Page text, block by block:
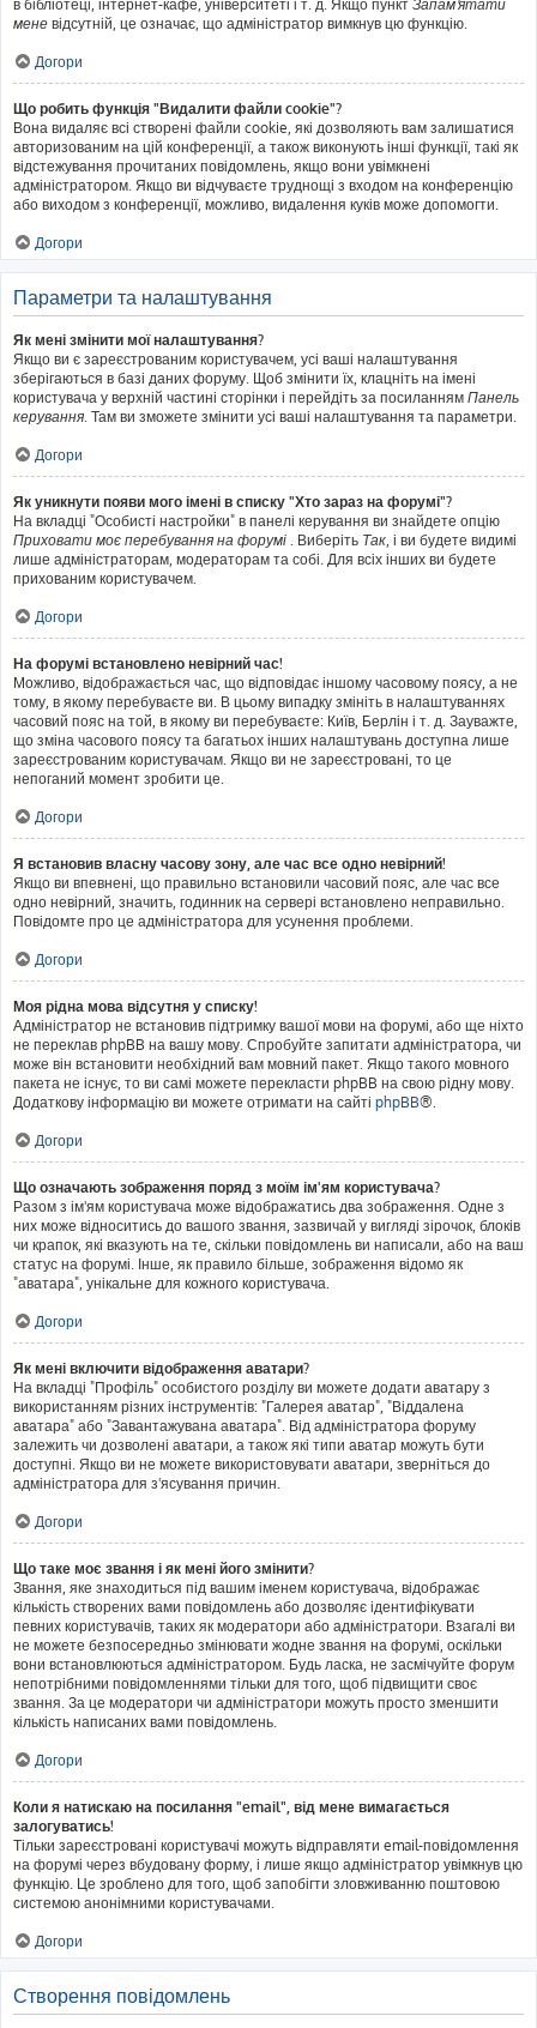
в бібліотеці, інтернет-кафе, університеті і т. д. Якщо пункт Запам'ятати
мене відсутній, це означає, що адміністратор вимкнув цю функцію.
Догори
Що робить функція "Видалити файли cookie"?
Вона видаляє всі створені файли cookie, які дозволяють вам залишатися
авторизованим на цій конференції, а також виконують інші функції, такі як
відстежування прочитаних повідомлень, якщо вони увімкнені
адміністратором. Якщо ви відчуваєте труднощі з входом на конференцію
або виходом з конференції, можливо, видалення куків може допомогти.
Догори
Параметри та налаштування
Як мені змінити мої налаштування?
Якщо ви є зареєстрованим користувачем, усі ваші налаштування
зберігаються в базі даних форуму. Щоб змінити їх, клацніть на імені
користувача у верхній частині сторінки і перейдіть за посиланням Панель
керування. Там ви зможете змінити усі ваші налаштування та параметри.
Догори
Як уникнути появи мого імені в списку "Хто зараз на форумі"?
На вкладці "Особисті настройки" в панелі керування ви знайдете опцію
Приховати моє перебування на форумі . Виберіть Так, і ви будете видимі
лише адміністраторам, модераторам та собі. Для всіх інших ви будете
прихованим користувачем.
Догори
На форумі встановлено невірний час!
Можливо, відображається час, що відповідає іншому часовому поясу, а не
тому, в якому перебуваєте ви. В цьому випадку змініть в налаштуваннях
часовий пояс на той, в якому ви перебуваєте: Київ, Берлін і т. д. Зауважте,
що зміна часового поясу та багатьох інших налаштувань доступна лише
зареєстрованим користувачам. Якщо ви не зареєстровані, то це
непоганий момент зробити це.
Догори
Я встановив власну часову зону, але час все одно невірний!
Якщо ви впевнені, що правильно встановили часовий пояс, але час все
одно невірний, значить, годинник на сервері встановлено неправильно.
Повідомте про це адміністратора для усунення проблеми.
Догори
Моя рідна мова відсутня у списку!
Адміністратор не встановив підтримку вашої мови на форумі, або ще ніхто
не переклав phpBB на вашу мову. Спробуйте запитати адміністратора, чи
може він встановити необхідний вам мовний пакет. Якщо такого мовного
пакета не існує, то ви самі можете перекласти phpBB на свою рідну мову.
Додаткову інформацію ви можете отримати на сайті phpBB®.
Догори
Що означають зображення поряд з моїм ім'ям користувача?
Разом з ім'ям користувача може відображатись два зображення. Одне з
них може відноситись до вашого звання, зазвичай у вигляді зірочок, блоків
чи крапок, які вказують на те, скільки повідомлень ви написали, або на ваш
статус на форумі. Інше, як правило більше, зображення відомо як
"аватара", унікальне для кожного користувача.
Догори
Як мені включити відображення аватари?
На вкладці "Профіль" особистого розділу ви можете додати аватару з
використанням різних інструментів: "Галерея аватар", "Віддалена
аватара" або "Завантажувана аватара". Від адміністратора форуму
залежить чи дозволені аватари, а також які типи аватар можуть бути
доступні. Якщо ви не можете використовувати аватари, зверніться до
адміністратора для з'ясування причин.
Догори
Що таке моє звання і як мені його змінити?
Звання, яке знаходиться під вашим іменем користувача, відображає
кількість створених вами повідомлень або дозволяє ідентифікувати
певних користувачів, таких як модератори або адміністратори. Взагалі ви
не можете безпосередньо змінювати жодне звання на форумі, оскільки
вони встановлюються адміністратором. Будь ласка, не засмічуйте форум
непотрібними повідомленнями тільки для того, щоб підвищити своє
звання. За це модератори чи адміністратори можуть просто зменшити
кількість написаних вами повідомлень.
Догори
Коли я натискаю на посилання "email", від мене вимагається
залогуватись!
Тільки зареєстровані користувачі можуть відправляти email-повідомлення
на форумі через вбудовану форму, і лише якщо адміністратор увімкнув цю
функцію. Це зроблено для того, щоб запобігти зловживанню поштовою
системою анонімними користувачами.
Догори
Створення повідомлень